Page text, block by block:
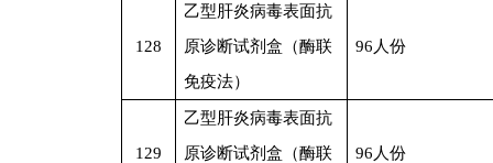
128
乙型肝炎病毒表面抗
原诊断试剂盒（酶联
免疫法）
96 人份
129
乙型肝炎病毒表面抗
原诊断试剂盒（酶联
96 人份